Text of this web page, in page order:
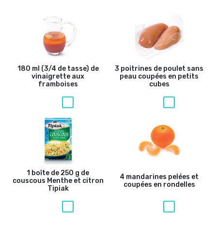
180 ml (3/4 de tasse) de
vinaigrette aux
framboises
3 poitrines de poulet sans
peau coupées en petits
cubes
1 boîte de 250 g de
couscous Menthe et citron
Tipiak
4 mandarines pelées et
coupées en rondelles